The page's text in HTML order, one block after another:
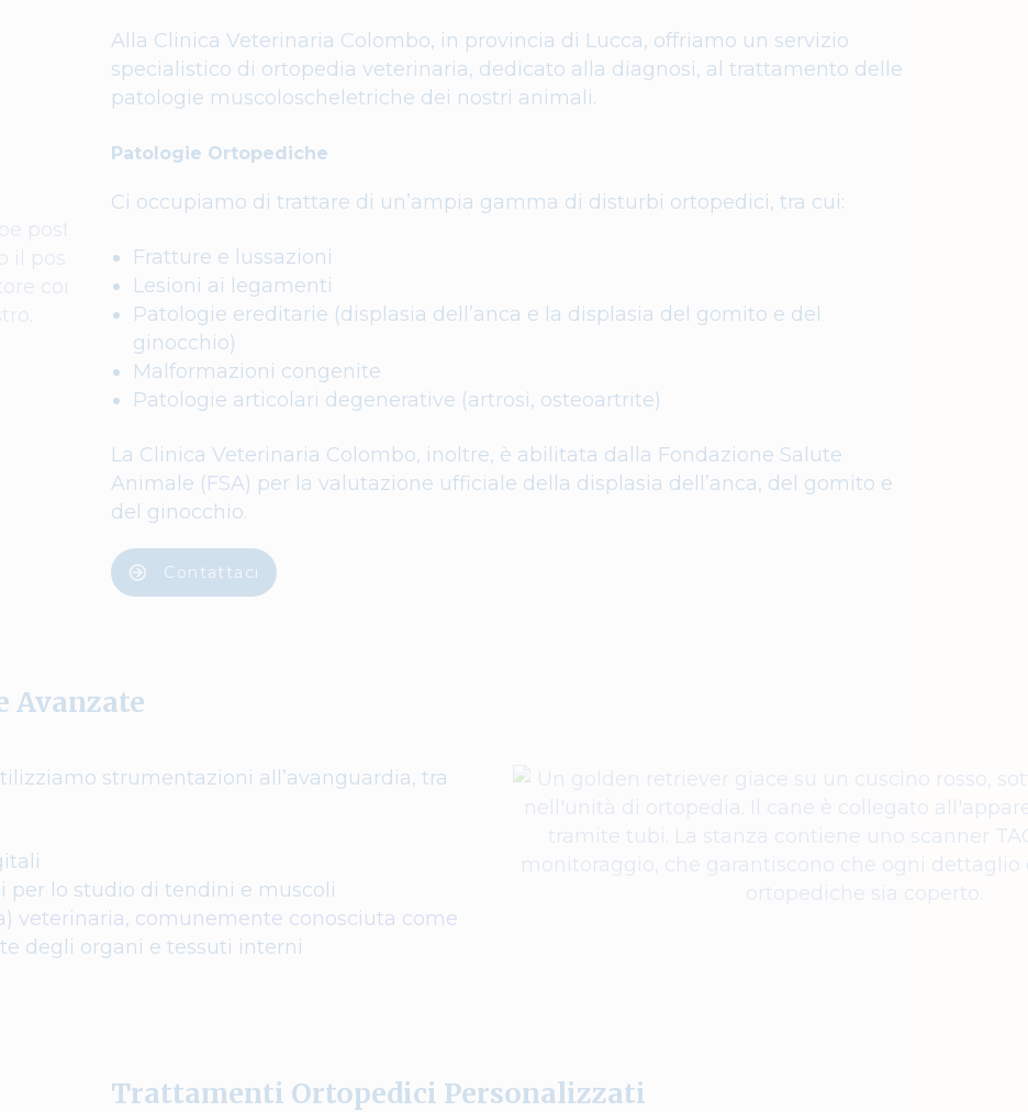
Alla Clinica Veterinaria Colombo, in provincia di Lucca, offriamo un servizio
specialistico di ortopedia veterinaria, dedicato alla diagnosi, al trattamento delle
patologie muscoloscheletriche dei nostri animali.
Patologie Ortopediche
Ci occupiamo di trattare di un’ampia gamma di disturbi ortopedici, tra cui:
Fratture e lussazioni
Lesioni ai legamenti
Patologie ereditarie (displasia dell’anca e la displasia del gomito e del
ginocchio)
Malformazioni congenite
Patologie articolari degenerative (artrosi, osteoartrite)
La Clinica Veterinaria Colombo, inoltre, è abilitata dalla Fondazione Salute
Animale (FSA) per la valutazione ufficiale della displasia dell’anca, del gomito e
del ginocchio.
Contattaci
Avanzate
strumentazioni all’avanguardia, tra
per lo studio di tendini e muscoli
veterinaria, comunemente conosciuta come
degli organi e tessuti interni
Trattamenti Ortopedici Personalizzati